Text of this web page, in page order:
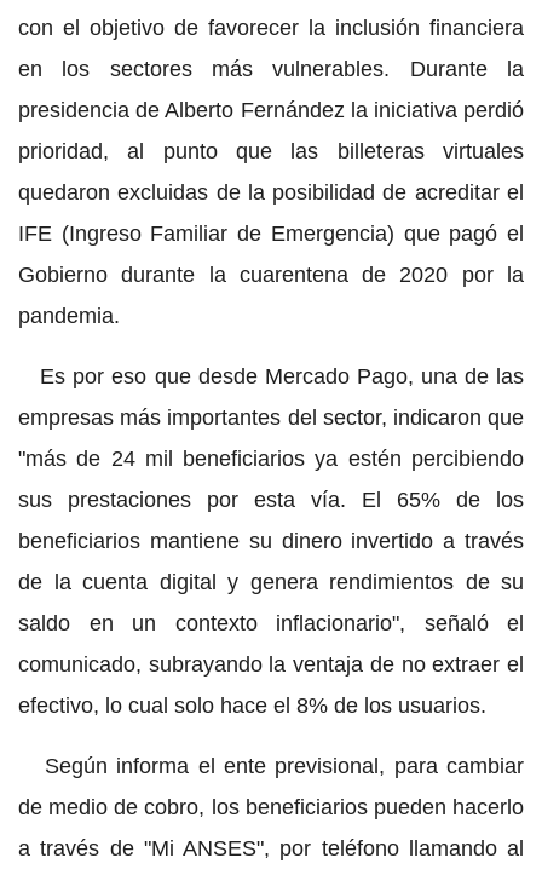
con el objetivo de favorecer la inclusión financiera
en los sectores más vulnerables. Durante la
presidencia de Alberto Fernández la iniciativa perdió
prioridad, al punto que las billeteras virtuales
quedaron excluidas de la posibilidad de acreditar el
IFE (Ingreso Familiar de Emergencia) que pagó el
Gobierno durante la cuarentena de 2020 por la
pandemia.
Es por eso que desde Mercado Pago, una de las
empresas más importantes del sector, indicaron que
"más de 24 mil beneficiarios ya estén percibiendo
sus prestaciones por esta vía. El 65% de los
beneficiarios mantiene su dinero invertido a través
de la cuenta digital y genera rendimientos de su
saldo en un contexto inflacionario", señaló el
comunicado, subrayando la ventaja de no extraer el
efectivo, lo cual solo hace el 8% de los usuarios.
Según informa el ente previsional, para cambiar
de medio de cobro, los beneficiarios pueden hacerlo
a través de "Mi ANSES", por teléfono llamando al